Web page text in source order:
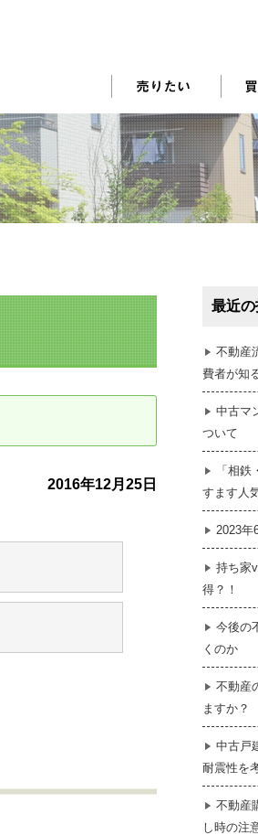
売却されたお客様の声
不動産売却成功のコツ
不動産購入に関するよくある質問
リニュアル仲介で実現する豊かな暮らし
2016年12月25日
最近
不動産
費者が知
中古マ
ついて
「相
すます人
2023年
持ち家
得？！
今後の
くのか
不動産
ますか？
中古戸
耐震性を
不動産
し時の注